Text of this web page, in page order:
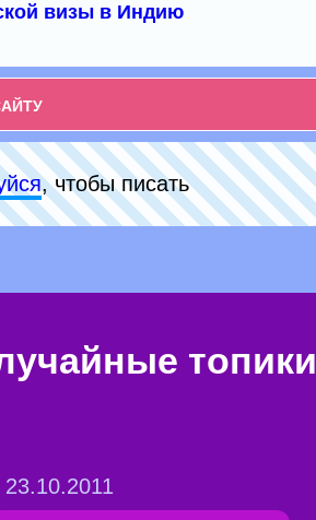
визы в Индию
, чтобы писать
топики
23.10.2011